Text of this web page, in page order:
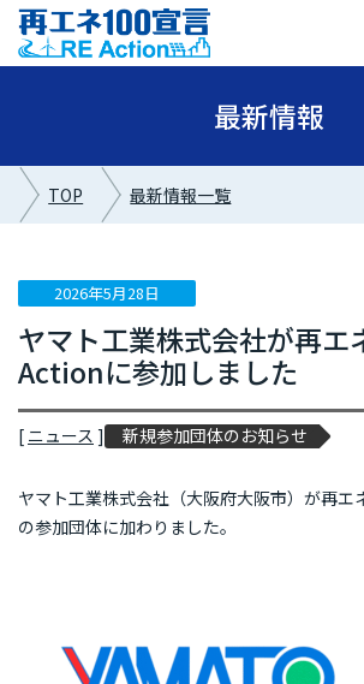
最新情報
TOP 最新情報一覧
最新情報カテゴリー
ニュース
イベント情報
プレスリリース
再エネ100宣言 RE Action の最新情報
主催イベント
協力イベント
2026年5月28日
ヤマト工業株式会社が再エ
Actionに参加しました
[ ニュース ] 新規参加団体のお知らせ
ヤマト工業株式会社（大阪府大阪市）が再
の参加団体に加わりました。